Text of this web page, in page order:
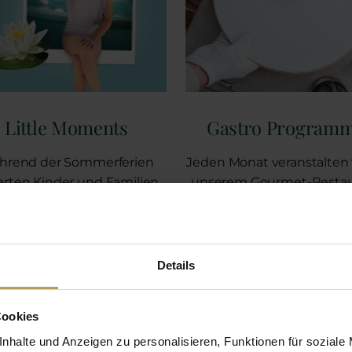
Details
und Anzeigen zu personalisieren, Funktionen für soziale
Little Moments
der Sommerferien
Kinder und Familien
Abenteuer im Freien.
WEITER
Gastro
Jeden Monat veranstalten
unserem Gourmet-
dem Gastköche auf
WEITER